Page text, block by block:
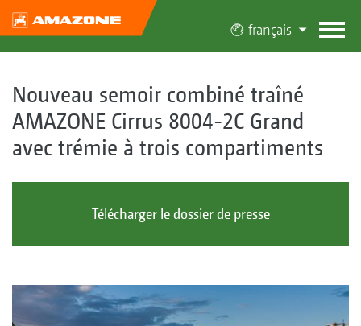
français
Nouveau semoir combiné traîné
AMAZONE Cirrus 8004-2C Grand
avec trémie à trois compartiments
Télécharger le dossier de presse